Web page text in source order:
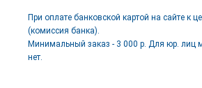
При оплате банковской картой на сайте к
(комиссия банка).
Минимальный заказ - 3 000 р. Для юр. лиц
нет.